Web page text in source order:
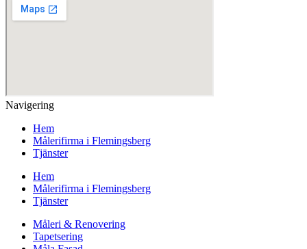
Navigering
Hem
Målerifirma i Flemingsberg
Tjänster
Hem
Målerifirma i Flemingsberg
Tjänster
Måleri & Renovering
Tapetsering